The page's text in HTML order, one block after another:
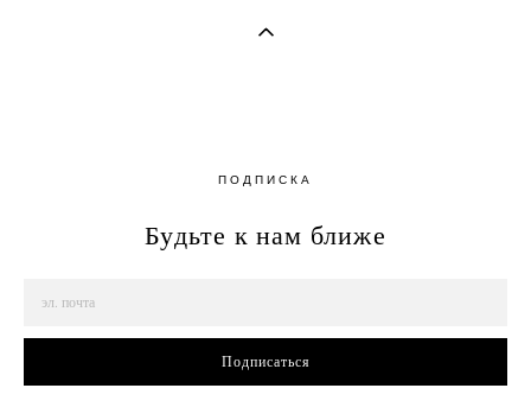
ПОДПИСКА
Будьте к нам ближе
Подписаться